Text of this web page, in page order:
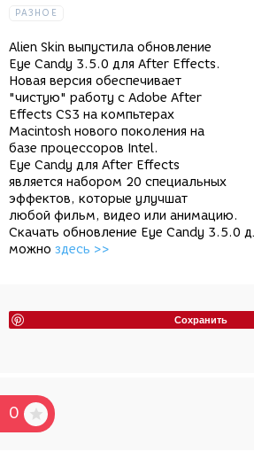
РАЗНОЕ
Alien Skin выпустила обновление
Eye Candy 3.5.0 для After Effects.
Новая версия обеспечивает
"чистую" работу с Adobe After
Effects CS3 на компьтерах
Macintosh нового поколения на
базе процессоров Intel.
Eye Candy для After Effects
является набором 20 специальных
эффектов, которые улучшат
любой фильм, видео или анимацию.
Скачать обновление Eye Candy 3.5.0
можно здесь >>
Сохранить
0